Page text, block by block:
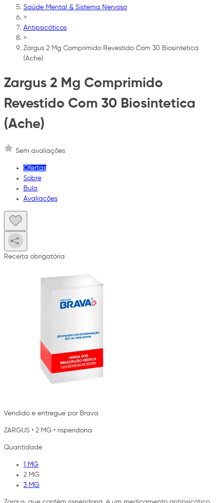
Saúde Mental & Sistema Nervoso
>
Antipsicóticos
>
Zargus 2 Mg Comprimido Revestido Com 30 Biosintetica
(Ache)
Zargus 2 Mg Comprimido
Revestido Com 30 Biosintetica
(Ache)
Sem avaliações
Ofertas
Sobre
Bula
Avaliações
Receita obrigatória
Vendido e entregue por Brava
ZARGUS • 2 MG • risperidona
Quantidade
1 MG
2 MG
3 MG